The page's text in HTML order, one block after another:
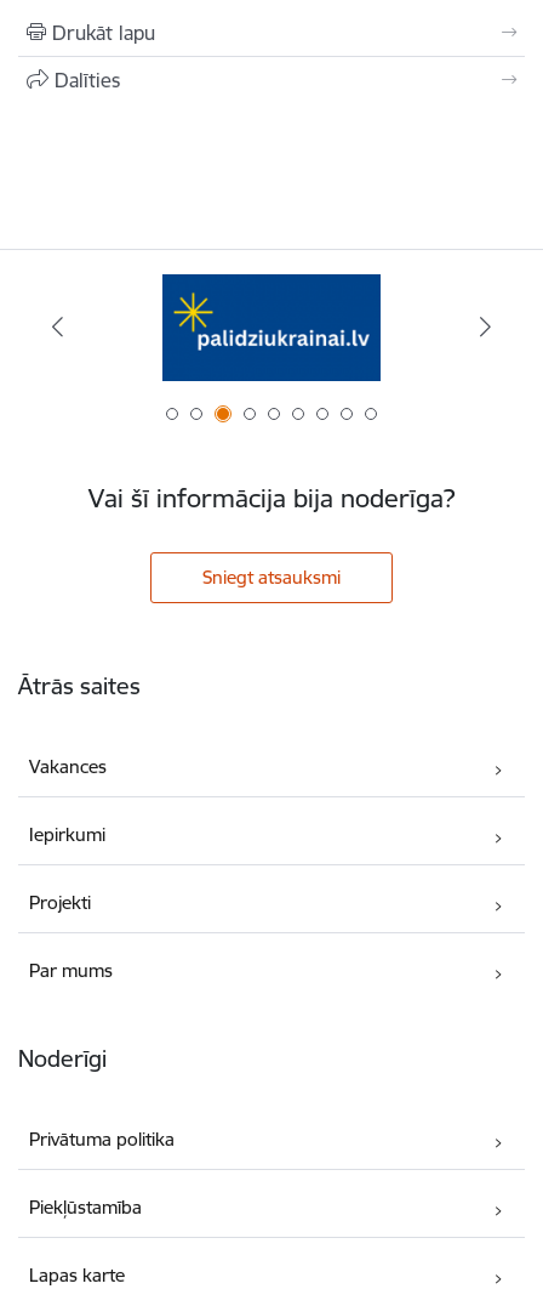
Drukāt lapu
Dalīties
Vai šī informācija bija noderīga?
Sniegt atsauksmi
Ātrās saites
Vakances
Iepirkumi
Projekti
Par mums
Noderīgi
Privātuma politika
Piekļūstamība
Lapas karte